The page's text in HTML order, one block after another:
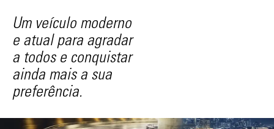
Um veículo moderno
e atual para agradar
a todos e conquistar
ainda mais a sua
preferência.